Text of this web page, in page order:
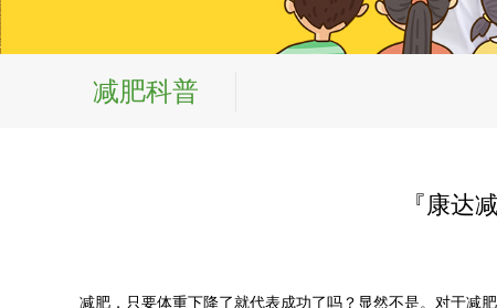
减肥科普
『康达
减肥，只要体重下降了就代表成功了吗？显然不是。对于减